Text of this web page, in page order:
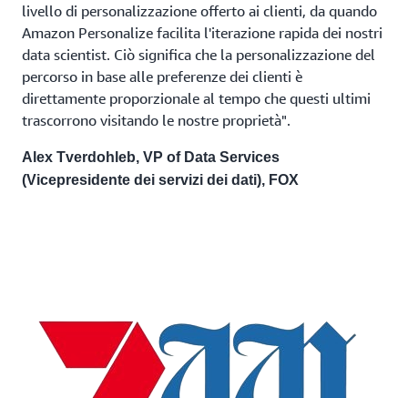
livello di personalizzazione offerto ai clienti, da quando
Amazon Personalize facilita l'iterazione rapida dei nostri
data scientist. Ciò significa che la personalizzazione del
percorso in base alle preferenze dei clienti è
direttamente proporzionale al tempo che questi ultimi
trascorrono visitando le nostre proprietà".
Alex Tverdohleb, VP of Data Services
(Vicepresidente dei servizi dei dati), FOX